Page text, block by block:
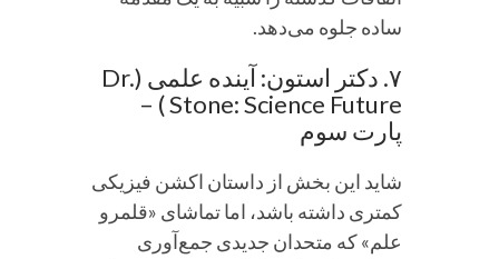
ساده جلوه می‌دهد.
۷. دکتر استون: آینده علمی (Dr.
Stone: Science Future ) –
پارت سوم
شاید این بخش از داستان اکشن فیزیکی
کمتری داشته باشد، اما تماشای «قلمرو
علم» که متحدان جدیدی جمع‌آوری